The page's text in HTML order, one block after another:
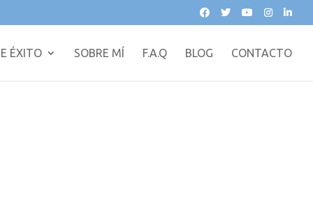
ÉXITO SOBRE MÍ F.A.Q BLOG CONTACTO